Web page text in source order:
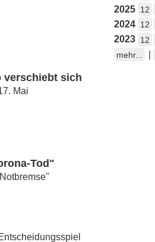
verschiebt sich
Mai
Tod"
2025 12
2024 12
2023 12
mehr...